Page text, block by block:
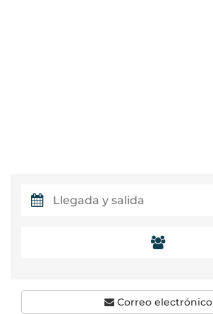
Correo electrónico